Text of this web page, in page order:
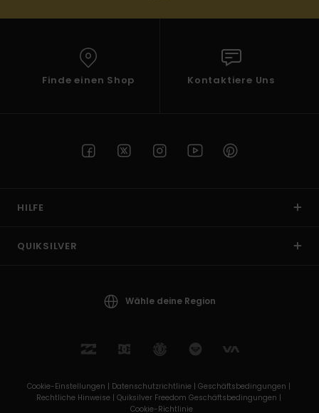
Finde einen Shop Kontaktiere Uns
HILFE
QUIKSILVER
Wähle deine Region
Cookie-Einstellungen | Datenschutzrichtlinie | Geschäftsbedingungen |
Rechtliche Hinweise | Quiksilver Freedom Geschäftsbedingungen |
Cookie-Richtlinie